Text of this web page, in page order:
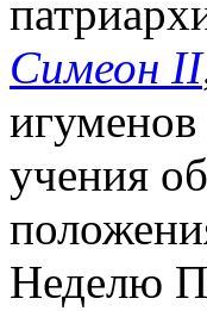
Симеон II
учения
Неделю